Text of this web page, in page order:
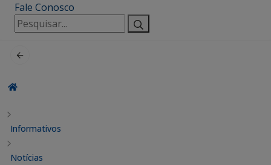
Fale Conosco
Pesquisar
por:
Informativos
Notícias